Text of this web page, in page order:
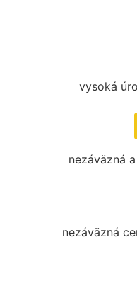
vysoká
nezáväzná
nezáväzná